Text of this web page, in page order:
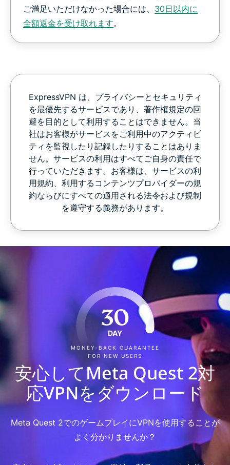
ご満足いただけなかった場合には、 30日以内に
全額返金を受け取れます。
ExpressVPN は、プライバシーとセキュリティ
を最優先するサービスであり、著作権規定の回
避を目的として利用することはできません。当
社はお客様がサービスをご利用中のアクティビ
ティを監視したり記録したりすることはありま
せん。サービスの利用はすべてご自身の責任で
行っていただきます。お客様は、サービスの利
用規約、利用するコンテンツプロバイダーの規
約ならびにすべての適用される法令および規制
を遵守する義務があります。
30
DAY
MONEY-BACK GUARANTEE
FOR NEW USERS
安心してMeta Quest 2対
応VPNをダウンロード
Meta Quest 2でのゲームプレイにVPNを使用することが
よく分かりませんか？